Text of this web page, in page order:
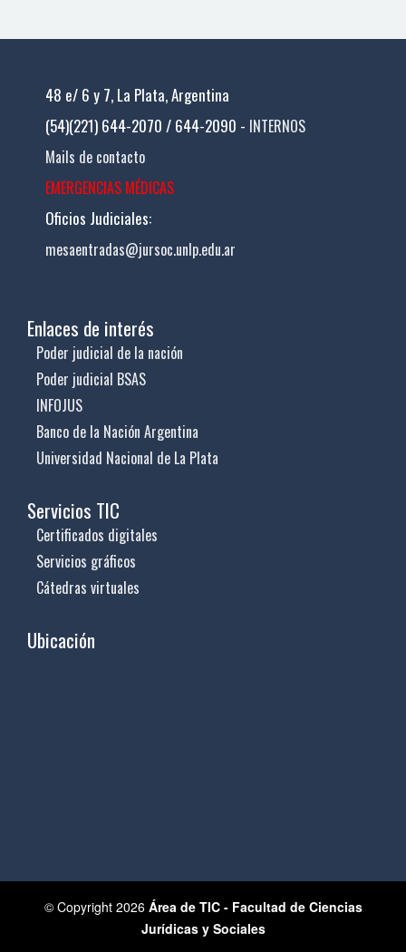
48 e/ 6 y 7, La Plata, Argentina
(54)(221) 644-2070 / 644-2090 - INTERNOS
Mails de contacto
EMERGENCIAS MÉDICAS
Oficios Judiciales:
mesaentradas@jursoc.unlp.edu.ar
Enlaces de interés
Poder judicial de la nación
Poder judicial BSAS
INFOJUS
Banco de la Nación Argentina
Universidad Nacional de La Plata
Servicios TIC
Certificados digitales
Servicios gráficos
Cátedras virtuales
Ubicación
© Copyright 2026 Área de TIC - Facultad de Ciencias
Jurídicas y Sociales